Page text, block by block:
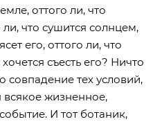
оттого ли, что
ли, что сушится солнцем,
его, оттого ли, что
съесть его? Ничто
совпадение тех условий,
жизненное,
И тот ботаник,